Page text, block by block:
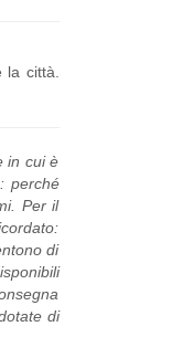
città.
in cui è
perché
Per il
di
di